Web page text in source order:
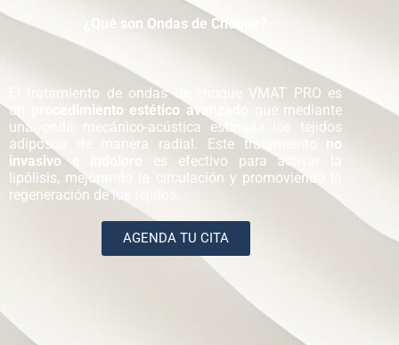
¿Qué son Ondas de Choque?
El tratamiento de ondas de choque VMAT PRO es
un
procedimiento estético avanzado
que mediante
una onda mecánico-acústica estimula los tejidos
adiposos de manera radial. Este tratamiento no
invasivo e indoloro
es efectivo para activar la
lipólisis, mejorando la circulación y promoviendo la
regeneración de los tejidos.
AGENDA TU CITA